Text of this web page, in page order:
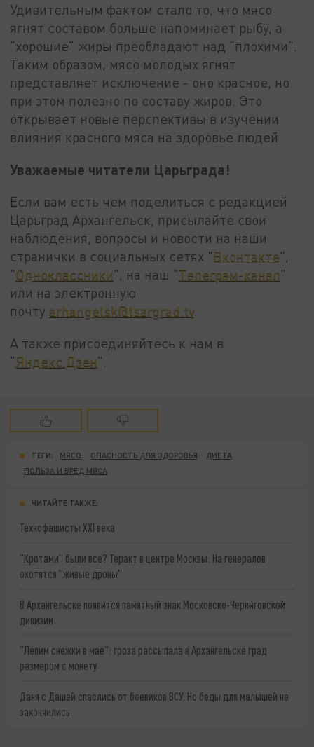
Удивительным фактом стало то, что мясо
ягнят составом больше напоминает рыбу, а
"хорошие" жиры преобладают над "плохими".
Таким образом, мясо молодых ягнят
представляет исключение - оно красное, но
при этом полезно по составу жиров. Это
открывает новые перспективы в изучении
влияния красного мяса на здоровье людей.
Уважаемые читатели Царьграда!
Если вам есть чем поделиться с редакцией
Царьград Архангельск, присылайте свои
наблюдения, вопросы и новости на наши
странички в социальных сетях "Вконтакте",
"Одноклассники", на наш "Телеграм-канал"
или на электронную
почту arhangelsk@tsargrad.tv
А также присоединяйтесь к нам в
"Яндекс.Дзен".
ТЕГИ: МЯСО ОПАСНОСТЬ ДЛЯ ЗДОРОВЬЯ
ДИЕТА
ПОЛЬЗА И ВРЕД МЯСА
ЧИТАЙТЕ ТАКЖЕ:
Технофашисты XXI века
"Кротами" были все? Теракт в центре Москвы: На генералов
охотятся "живые дроны"
В Архангельске появится памятный знак Московско-Черниговской
дивизии
"Лепим снежки в мае": гроза рассыпала в Архангельске град
размером с монету
Даня с Дашей спаслись от боевиков ВСУ. Но беды для малышей не
закончились